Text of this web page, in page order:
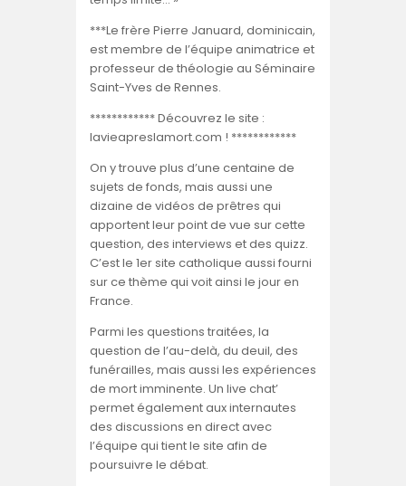
***Le frère Pierre Januard, dominicain,
est membre de l’équipe animatrice et
professeur de théologie au Séminaire
Saint-Yves de Rennes.
************ Découvrez le site :
lavieapreslamort.com ! ************
On y trouve plus d’une centaine de
sujets de fonds, mais aussi une
dizaine de vidéos de prêtres qui
apportent leur point de vue sur cette
question, des interviews et des quizz.
C’est le 1er site catholique aussi fourni
sur ce thème qui voit ainsi le jour en
France.
Parmi les questions traitées, la
question de l’au-delà, du deuil, des
funérailles, mais aussi les expériences
de mort imminente. Un live chat’
permet également aux internautes
des discussions en direct avec
l’équipe qui tient le site afin de
poursuivre le débat.